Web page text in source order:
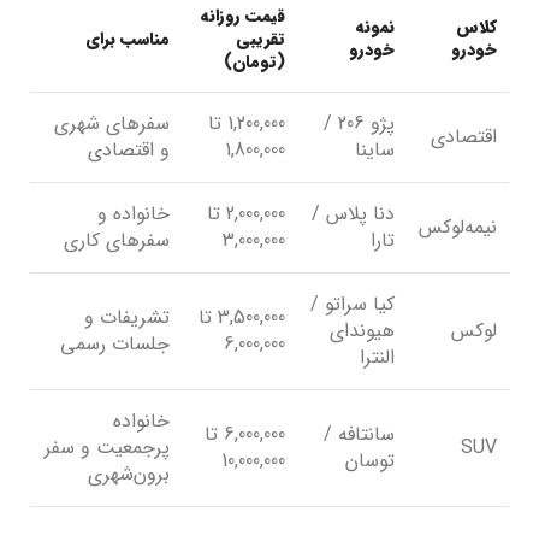
کلاس
خودرو
نمونه
خودرو
قیمت روزانه
تقریبی
(تومان)
مناسب برای
اقتصادی
پژو 206 /
ساینا
1,200,000 تا
1,800,000
سفرهای شهری
و اقتصادی
نیمه‌لوکس
دنا پلاس /
تارا
2,000,000 تا
3,000,000
خانواده و
سفرهای کاری
لوکس
کیا سراتو /
هیوندای
النترا
3,500,000 تا
6,000,000
تشریفات و
جلسات رسمی
SUV
سانتافه /
توسان
6,000,000 تا
10,000,000
خانواده
پرجمعیت و سفر
برون‌شهری